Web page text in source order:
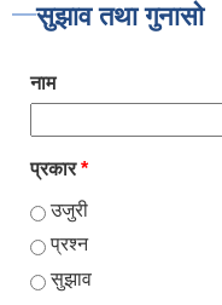
सुझाव तथा गुनासो
नाम
प्रकार*
उजुरी
प्रश्न
सुझाव